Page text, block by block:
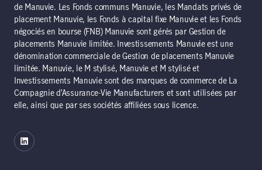
de Manuvie. Les Fonds communs Manuvie, les Mandats privés de
placement Manuvie, les Fonds à capital fixe Manuvie et les Fonds
négociés en bourse (FNB) Manuvie sont gérés par Gestion de
placements Manuvie limitée. Investissements Manuvie est une
dénomination commerciale de Gestion de placements Manuvie
limitée. Manuvie, le M stylisé, Manuvie et M stylisé et
Investissements Manuvie sont des marques de commerce de La
Compagnie d’Assurance-Vie Manufacturers et sont utilisées par
elle, ainsi que par ses sociétés affiliées sous licence.